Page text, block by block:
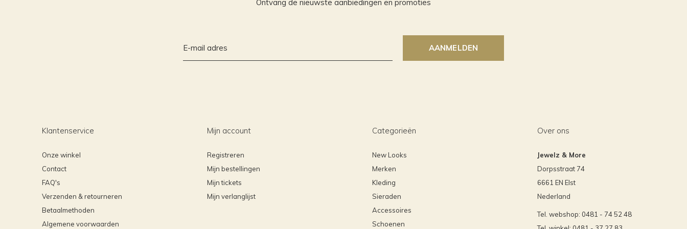
Ontvang de nieuwste aanbiedingen en promoties
AANMELDEN
Klantenservice
Onze winkel
Contact
FAQ's
Verzenden & retourneren
Betaalmethoden
Algemene voorwaarden
Mijn account
Registreren
Mijn bestellingen
Mijn tickets
Mijn verlanglijst
Categorieën
New Looks
Merken
Kleding
Sieraden
Accessoires
Schoenen
Over ons
Jewelz & More
Dorpsstraat 74
6661 EN Elst
Nederland
Tel. webshop: 0481 - 74 52 48